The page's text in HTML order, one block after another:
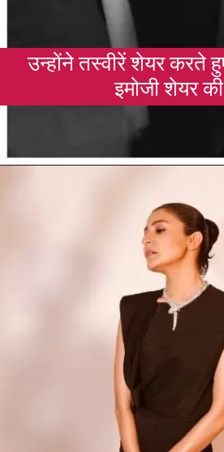
उन्होंने तस्वीरें शेयर करते